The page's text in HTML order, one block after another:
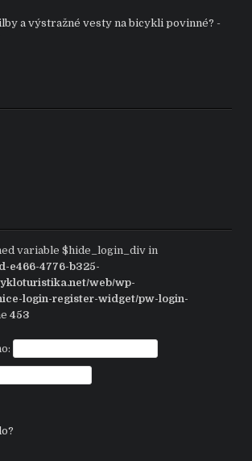
a výstražné vesty na bicykli povinné? -
variable $hide_login_div in
e466-4776-b325-
web/wp-
login-register-widget/pw-login-
453